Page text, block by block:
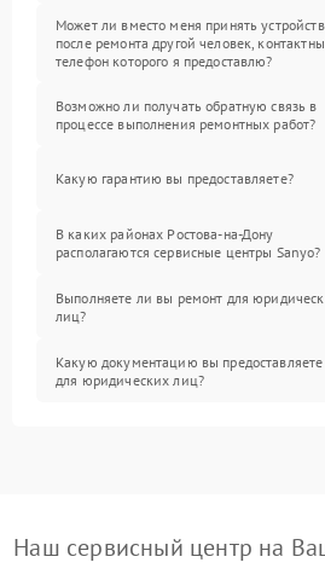
Может ли вместо меня принять
после ремонта другой человек,
телефон которого я предоставлю?
Возможно ли получать обратную связь в
процессе выполнения ремонтных работ?
Какую гарантию вы предоставляете?
В каких районах Ростова-на-Дону
располагаются сервисные центры Sanyo?
Выполняете ли вы ремонт для
лиц?
Какую документацию вы предоставляете
для юридических лиц?
Наш сервисный центр на